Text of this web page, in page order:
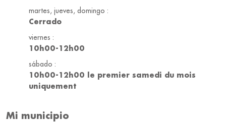
martes, jueves, domingo :
Cerrado
viernes :
10h00-12h00
sábado :
10h00-12h00 le premier samedi du mois
uniquement
Mi municipio